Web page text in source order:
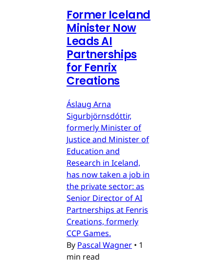
Former Iceland
Minister Now
Leads AI
Partnerships
for Fenrix
Creations
Áslaug Arna
Sigurbjörnsdóttir,
formerly Minister of
Justice and Minister of
Education and
Research in Iceland,
has now taken a job in
the private sector: as
Senior Director of AI
Partnerships at Fenris
Creations, formerly
CCP Games.
By Pascal Wagner • 1
min read